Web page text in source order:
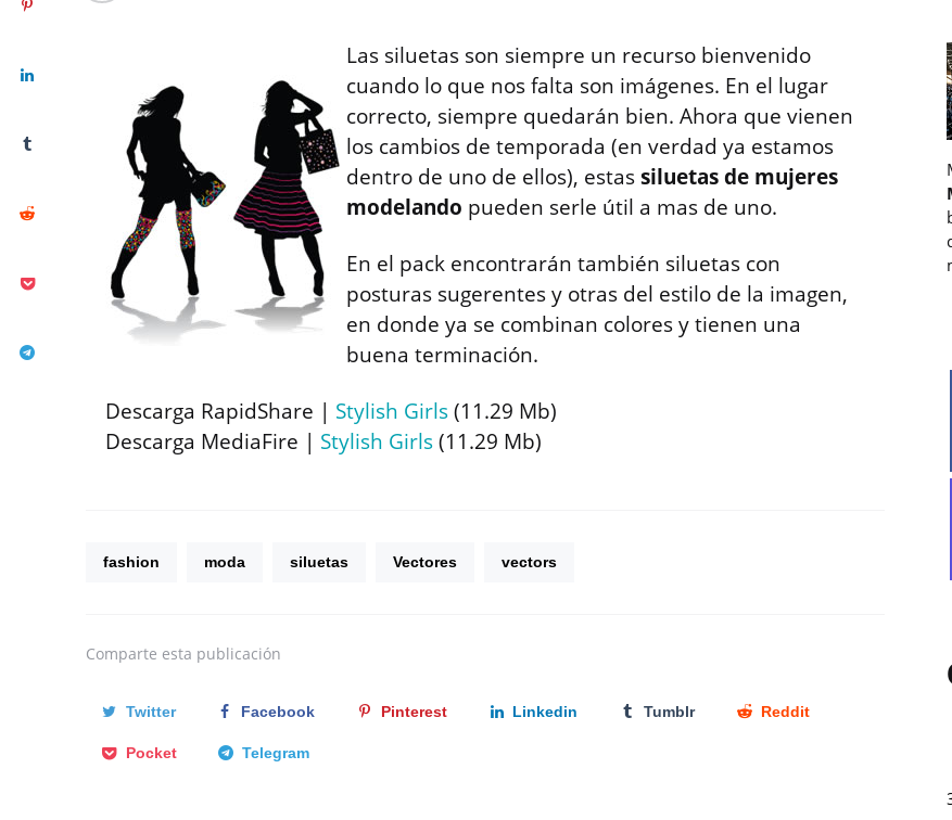
Las siluetas son siempre un recurso bienvenido
cuando lo que nos falta son imágenes. En el lugar
correcto, siempre quedarán bien. Ahora que vienen
los cambios de temporada (en verdad ya estamos
dentro de uno de ellos), estassiluetas de mujeres
modelando pueden serle útil a mas de uno.
En el pack encontrarán también siluetas con
posturas sugerentes y otras del estilo de la imagen,
en donde ya se combinan colores y tienen una
buena terminación.
Descarga RapidShare | Stylish Girls(11.29 Mb)
Descarga MediaFire | Stylish Girls(11.29 Mb)
fashion moda siluetas Vectores vectors
Comparte esta publicación
Twitter Facebook Pinterest Linkedin Tumblr Reddit
Pocket Telegram